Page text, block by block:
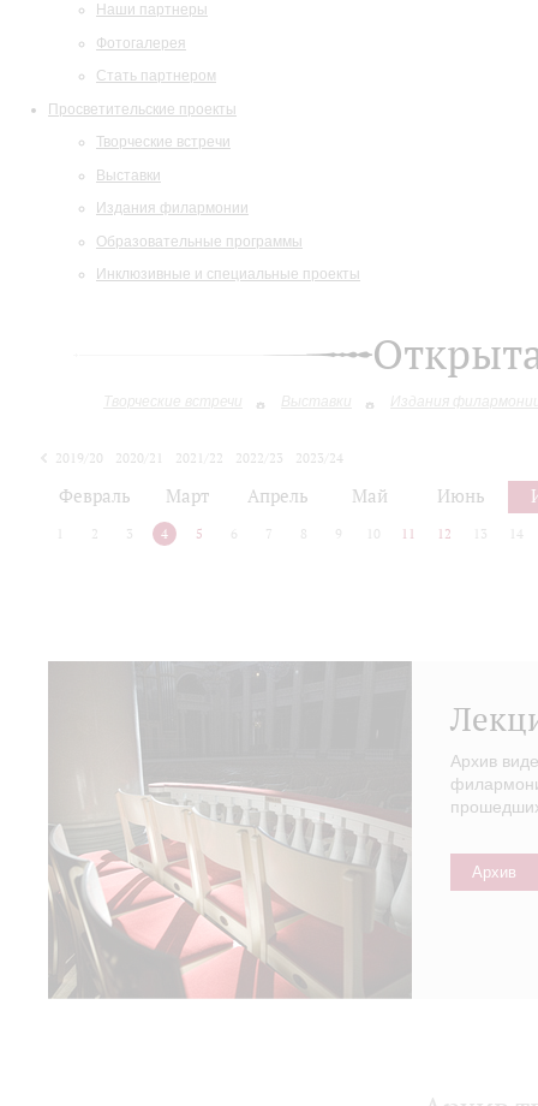
Наши партнеры
Фотогалерея
Стать партнером
Просветительские проекты
Творческие встречи
Выставки
Издания филармонии
Образовательные программы
Инклюзивные и специальные проекты
Творческие встречи Выставки Издания
2019/20 2020/21 2021/22 2022/23
2023/24
Февраль Март Апрель Май Июнь
2 3 4 5 6 7 8 9 10 11 12 13 14
Архив
Архив